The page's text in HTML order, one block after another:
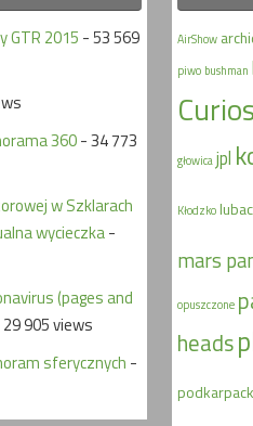
GTR 2015 - 53 569
360- 34 773
w Szklarach
wycieczka-
(pages and
905 views
sferycznych -
AirShow
piwo bushman
głowica jpl
Kłodzko
mars
opuszczone
heads